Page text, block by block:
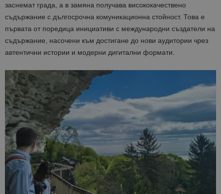
заснемат града, а в замяна получава висококачествено
съдържание с дългосрочна комуникационна стойност. Това е
първата от поредица инициативи с международни създатели на
съдържание, насочени към достигане до нови аудитории чрез
автентични истории и модерни дигитални формати.